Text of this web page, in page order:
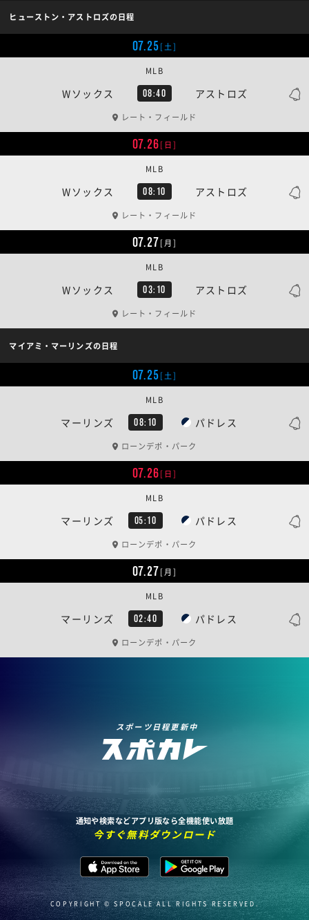
ヒューストン・アストロズの日程
07.25[土]
Wソックス 08:40 アストロズ
MLB
レート・フィールド
07.26[日]
Wソックス 08:10 アストロズ
MLB
レート・フィールド
07.27[月]
Wソックス 03:10 アストロズ
MLB
レート・フィールド
マイアミ・マーリンズの日程
07.25[土]
マーリンズ 08:10 パドレス
MLB
ローンデポ・パーク
07.26[日]
マーリンズ 05:10 パドレス
MLB
ローンデポ・パーク
07.27[月]
マーリンズ 02:40 パドレス
MLB
ローンデポ・パーク
スポーツ日程更新中
通知や検索などアプリ版なら全機能使い放題
今すぐ無料ダウンロード
COPYRIGHT © SPOCALE ALL RIGHTS RESERVED.